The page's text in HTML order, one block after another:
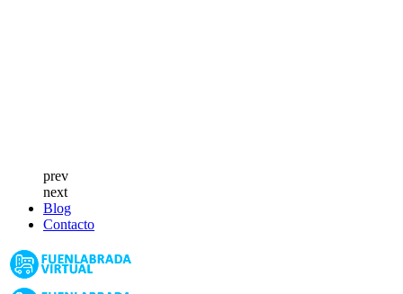
prev
next
Blog
Contacto